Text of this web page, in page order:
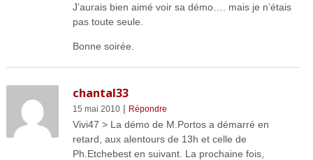
J’aurais bien aimé voir sa démo…. mais je n’étais
pas toute seule.
Bonne soirée.
chantal33
15 mai 2010| Répondre
Vivi47 > La démo de M.Portos a démarré en
retard, aux alentours de 13h et celle de
Ph.Etchebest en suivant. La prochaine fois,